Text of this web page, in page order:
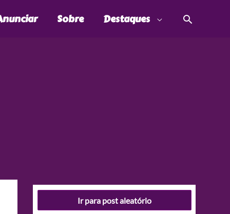
Sobre Destaques
Ir para post aleatório